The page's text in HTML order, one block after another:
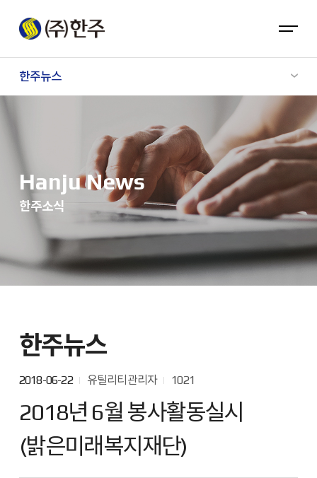
한주뉴스
Hanju News
한주소식
한주뉴스
2018-06-22 유틸리티관리자 1021
2018년 6월 봉사활동실시
(밝은미래복지재단)